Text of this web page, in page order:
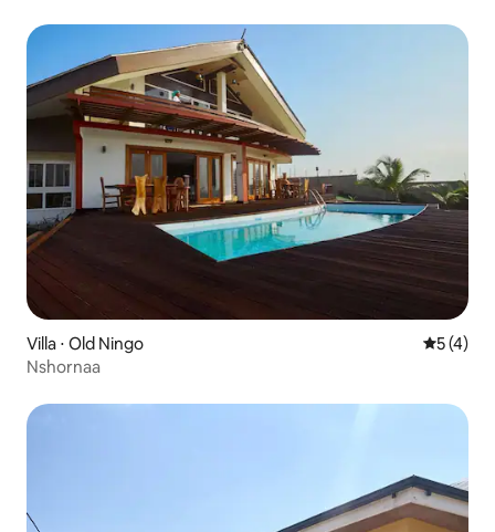
Villa ⋅ Old Ningo
5 (4)
Nshornaa